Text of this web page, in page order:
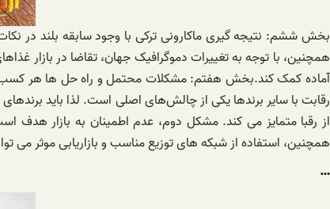
بخش ششم: نتیجه گیری ماکارونی ترکی با وجود سابقه بلند در
همچنین، با توجه به تغییرات دموگرافیک جهان، تقاضا در بازار
آماده کمک کند.بخش هفتم: مشکلات محتمل و راه حل ها هر کسب و
رقابت با سایر برندها یکی از چالش‌های اصلی است. لذا باید
از رقبا متمایز می کند. مشکل دوم، عدم اطمینان به بازار
همچنین، استفاده از شبکه های توزیع مناسب و بازاریابی موثر می
…